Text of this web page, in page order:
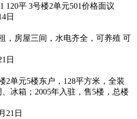
120平 3号楼2单元501价格面议
日
，房屋三间，水电齐全，可养殖 可
日
2单元5楼东户，128平方米，全装
冰箱；2005年入驻，售5楼，总楼
21日